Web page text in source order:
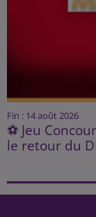
Fin : 14 août 2026
⚽ Jeu
le retour du